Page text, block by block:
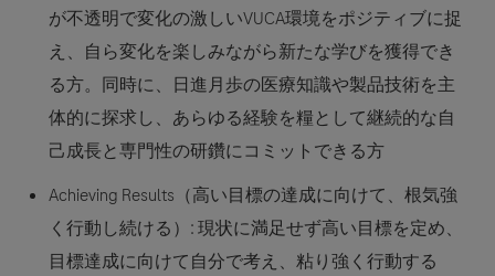
が不透明で変化の激しいVUCA環境をポジティブに捉
え、自ら変化を楽しみながら新たな学びを獲得でき
る方。同時に、日進月歩の医療知識や製品技術を主
体的に探求し、あらゆる経験を糧として継続的な自
己成長と専門性の研鑽にコミットできる方
Achieving Results（高い目標の達成に向けて、根気強
く行動し続ける）:現状に満足せず高い目標を定め、
目標達成に向けて自分で考え、粘り強く行動する